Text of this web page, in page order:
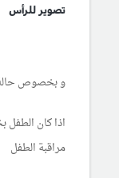
تصوير للرأس
و بخصوص
اذا كان
مراقبة الطفل